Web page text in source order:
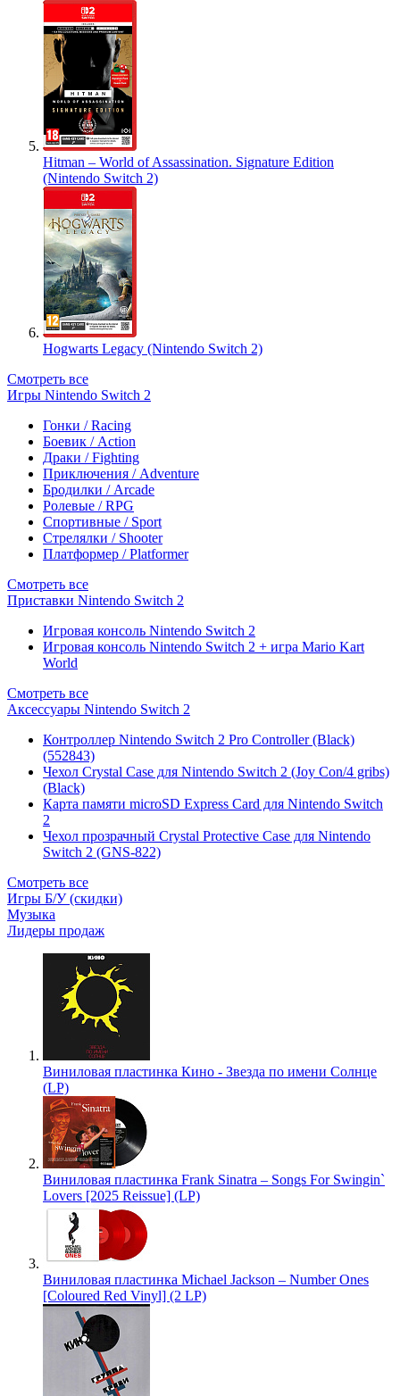
Hitman – World of Assassination. Signature Edition
(Nintendo Switch 2)
Hogwarts Legacy (Nintendo Switch 2)
Смотреть все
Игры Nintendo Switch 2
Гонки / Racing
Боевик / Action
Драки / Fighting
Приключения / Adventure
Бродилки / Arcade
Ролевые / RPG
Спортивные / Sport
Стрелялки / Shooter
Платформер / Platformer
Смотреть все
Приставки Nintendo Switch 2
Игровая консоль Nintendo Switch 2
Игровая консоль Nintendo Switch 2 + игра Mario Kart
World
Смотреть все
Аксессуары Nintendo Switch 2
Контроллер Nintendo Switch 2 Pro Controller (Black)
(552843)
Чехол Сrystal Сase для Nintendo Switch 2 (Joy Con/4 gribs)
(Black)
Карта памяти microSD Express Card для Nintendo Switch
2
Чехол прозрачный Crystal Protective Case для Nintendo
Switch 2 (GNS-822)
Смотреть все
Игры Б/У (скидки)
Музыка
Лидеры продаж
Виниловая пластинка Кино - Звезда по имени Солнце
(LP)
Виниловая пластинка Frank Sinatra – Songs For Swingin`
Lovers [2025 Reissue] (LP)
Виниловая пластинка Michael Jackson – Number Ones
[Coloured Red Vinyl] (2 LP)